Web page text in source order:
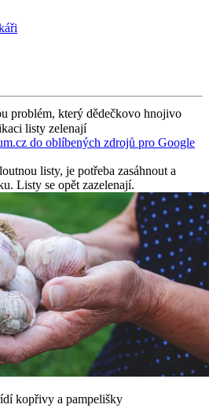
problém, který dědečkovo hnojivo
listy zelenají
do oblíbených zdrojů pro Google
listy, je potřeba zasáhnout a
Listy se opět zazelenají.
kopřivy a pampelišky